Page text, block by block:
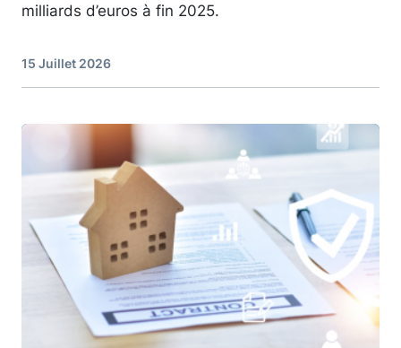
milliards d’euros à fin 2025.
15 Juillet 2026